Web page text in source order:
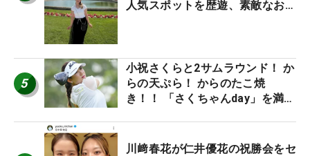
人気スポットを歴遊、素敵なお土
5
小祝さくらと2サムラウンド！ か
らの天ぷら！ からのたこ焼
き！！ 「さくちゃんday」を満喫
川﨑春花が仁井優花の祝勝会をセ